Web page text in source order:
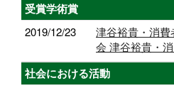
受賞学術賞
2019/12/23
津谷裕貴・消
会 津谷裕貴・
社会における活動